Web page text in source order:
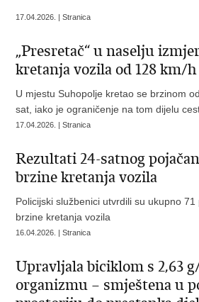
17.04.2026. | Stranica
„Presretač“ u naselju
kretanja vozila od 128 km/h
U mjestu Suhopolje kretao se brzinom
sat, iako je ograničenje na tom dijelu
17.04.2026. | Stranica
Rezultati 24-satnog
brzine kretanja vozila
Policijski službenici utvrdili su ukupno
brzine kretanja vozila
16.04.2026. | Stranica
Upravljala biciklom s 2,63
organizmu – smještena u